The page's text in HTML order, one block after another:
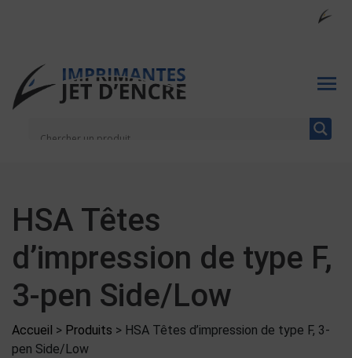
HSA Têtes
d’impression de type F,
3-pen Side/Low
Accueil > Produits > HSA Têtes d’impression de type F, 3-
pen Side/Low